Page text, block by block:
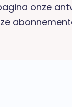
onze